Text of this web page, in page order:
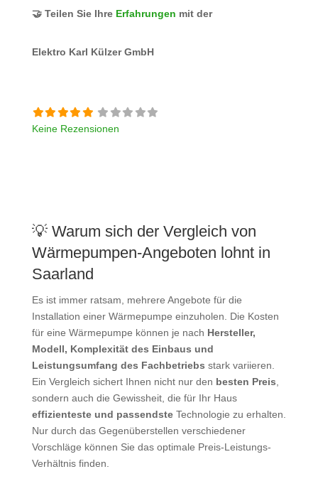
🤝 Teilen Sie Ihre Erfahrungen mit der
Elektro Karl Külzer GmbH
Keine Rezensionen
💡 Warum sich der Vergleich von
Wärmepumpen-Angeboten lohnt in
Saarland
Es ist immer ratsam, mehrere Angebote für die
Installation einer Wärmepumpe einzuholen. Die Kosten
für eine Wärmepumpe können je nach Hersteller,
Modell, Komplexität des Einbaus und
Leistungsumfang des Fachbetriebs stark variieren.
Ein Vergleich sichert Ihnen nicht nur den besten Preis,
sondern auch die Gewissheit, die für Ihr Haus
effizienteste und passendsteTechnologie zu erhalten.
Nur durch das Gegenüberstellen verschiedener
Vorschläge können Sie das optimale Preis-Leistungs-
Verhältnis finden.